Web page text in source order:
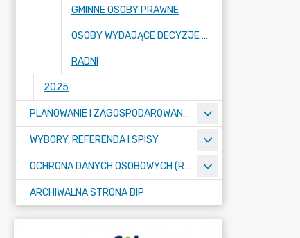
GMINNE OSOBY PRAWNE
OSOBY WYDAJĄCE DECYZJE W IMIENIU WÓJTA
RADNI
2025
PLANOWANIE I ZAGOSPODAROWANIE PRZESTRZENNE
WYBORY, REFERENDA I SPISY
OCHRONA DANYCH OSOBOWYCH (RODO)
ARCHIWALNA STRONA BIP